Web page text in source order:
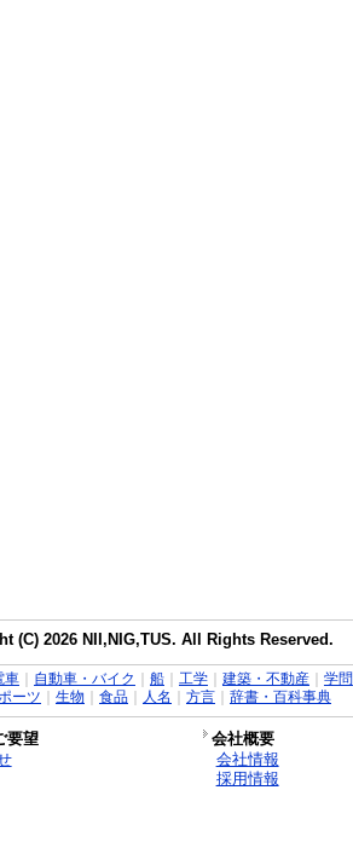
(C) 2026 NII,NIG,TUS. All Rights Reserved.
車｜ 自動車・バイク 船｜ 工学｜ 建築・不動産｜ 学問
ーツ 生物 食品｜ 人名 方言｜ 辞書・百科事典
要望 会社概要
会社情報
採用情報